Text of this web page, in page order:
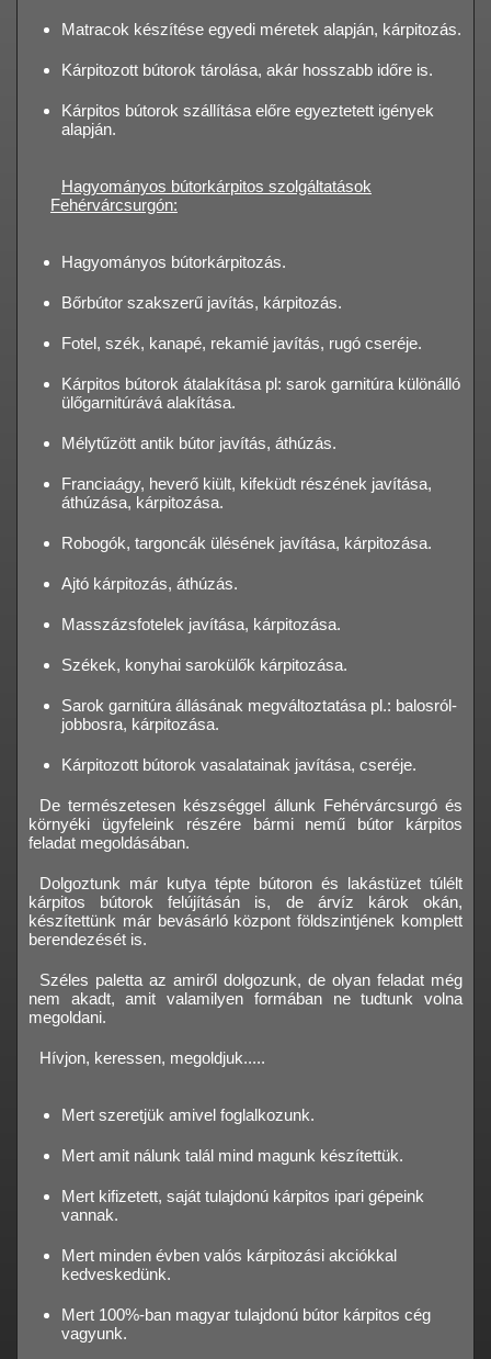
Matracok készítése egyedi méretek alapján, kárpitozás.
Kárpitozott bútorok tárolása, akár hosszabb időre is.
Kárpitos bútorok szállítása előre egyeztetett igények
alapján.
Hagyományos bútorkárpitos szolgáltatások
Fehérvárcsurgón:
Hagyományos bútorkárpitozás.
Bőrbútor szakszerű javítás, kárpitozás.
Fotel, szék, kanapé, rekamié javítás, rugó cseréje.
Kárpitos bútorok átalakítása pl: sarok garnitúra különálló
ülőgarnitúrává alakítása.
Mélytűzött antik bútor javítás, áthúzás.
Franciaágy, heverő kiült, kifeküdt részének javítása,
áthúzása, kárpitozása.
Robogók, targoncák ülésének javítása, kárpitozása.
Ajtó kárpitozás, áthúzás.
Masszázsfotelek javítása, kárpitozása.
Székek, konyhai sarokülők kárpitozása.
Sarok garnitúra állásának megváltoztatása pl.: balosról-
jobbosra, kárpitozása.
Kárpitozott bútorok vasalatainak javítása, cseréje.
De természetesen készséggel állunk Fehérvárcsurgó és
környéki ügyfeleink részére bármi nemű bútor kárpitos
feladat megoldásában.
Dolgoztunk már kutya tépte bútoron és lakástüzet túlélt
kárpitos bútorok felújításán is, de árvíz károk okán,
készítettünk már bevásárló központ földszintjének komplett
berendezését is.
Széles paletta az amiről dolgozunk, de olyan feladat még
nem akadt, amit valamilyen formában ne tudtunk volna
megoldani.
Hívjon, keressen, megoldjuk.....
Mert szeretjük amivel foglalkozunk.
Mert amit nálunk talál mind magunk készítettük.
Mert kifizetett, saját tulajdonú kárpitos ipari gépeink
vannak.
Mert minden évben valós kárpitozási akciókkal
kedveskedünk.
Mert 100%-ban magyar tulajdonú bútor kárpitos cég
vagyunk.